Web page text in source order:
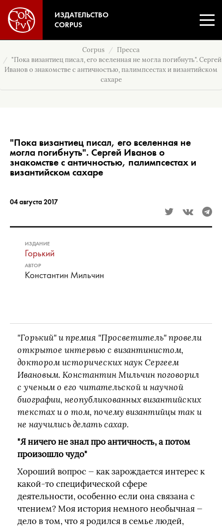
ИЗДАТЕЛЬСТВО
CORPUS
Corpus
Пресса
"Пока византиец писал, его вселенная не могла погибнуть". Сергей
Иванов о знакомстве с античностью, палимпсестах и византийском
сахаре
"Пока византиец писал, его вселенная не
могла погибнуть". Сергей Иванов о
знакомстве с античностью, палимпсестах и
византийском сахаре
04 августа 2017
ИЗДАНИЕ
Горький
АВТОР
Константин Мильчин
"Горький" и премия "Просветитель" провели
открытое интервью с византинистом,
доктором исторических наук Сергеем
Ивановым. Константин Мильчин поговорил
с ученым о его читательской и научной
биографии, неопубликованных византийских
текстах и о том, почему византийцы так и
не научились делать сахар.
"Я ничего не знал про античность, а потом
произошло чудо"
Хороший вопрос — как зарождается интерес к
какой-то специфической сфере
деятельности, особенно если она связана с
чтением? Моя история немного необычная —
дело в том, что я родился в семье людей,